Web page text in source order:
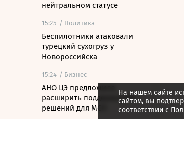
нейтральном статусе
15:25 / Политика
Беспилотники атаковали
турецкий сухогруз у
Новороссийска
15:24 / Бизнес
АНО ЦЭ предложила
расширить поддержку ИИ-
решений для МСП
На нашем сайте
сайтом, вы
соответствии с